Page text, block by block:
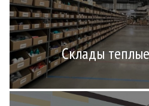
Склады